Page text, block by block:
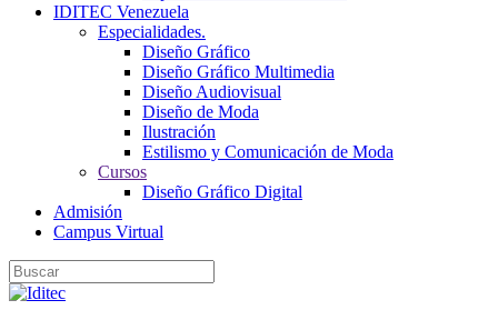
IDITEC Venezuela
Especialidades.
Diseño Gráfico
Diseño Gráfico Multimedia
Diseño Audiovisual
Diseño de Moda
Ilustración
Estilismo y Comunicación de Moda
Cursos
Diseño Gráfico Digital
Admisión
Campus Virtual